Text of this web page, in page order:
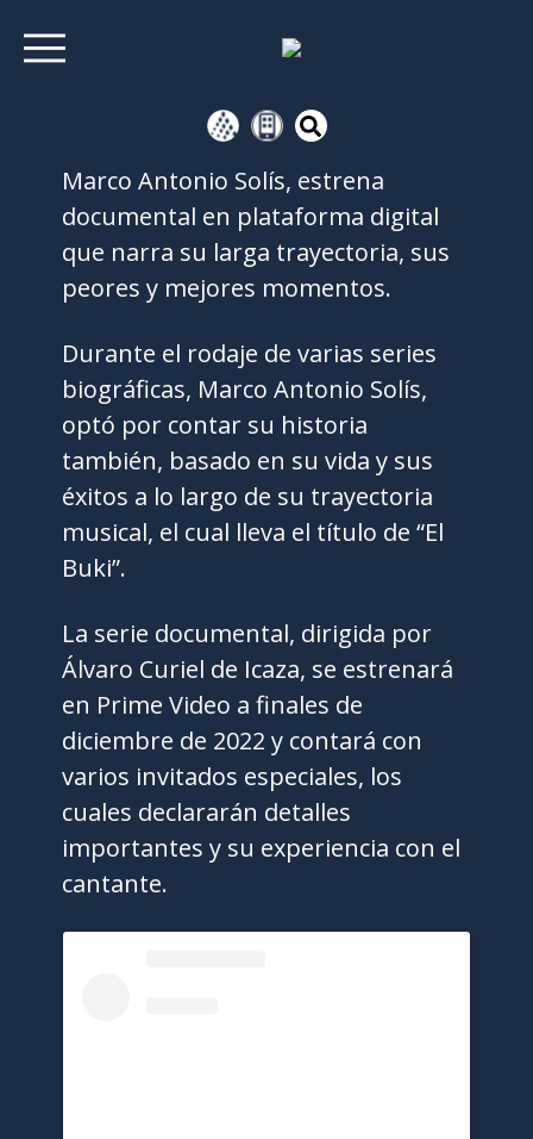
Marco Antonio Solís, estrena
documental en plataforma digital
que narra su larga trayectoria, sus
peores y mejores momentos.
Durante el rodaje de varias series
biográficas, Marco Antonio Solís,
optó por contar su historia
también, basado en su vida y sus
éxitos a lo largo de su trayectoria
musical, el cual lleva el título de “El
Buki”.
La serie documental, dirigida por
Álvaro Curiel de Icaza, se estrenará
en Prime Video a finales de
diciembre de 2022 y contará con
varios invitados especiales, los
cuales declararán detalles
importantes y su experiencia con el
cantante.